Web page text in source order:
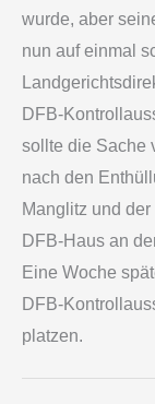
wurde, aber
nun auf einmal
DFB-
sollte die Sache
nach den
Manglitz und
DFB-Haus an
Eine Woche
DFB-
platzen.